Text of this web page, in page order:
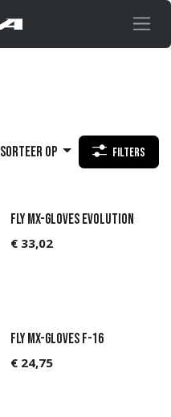
Sorteer op Filters
Fly MX-Gloves Evolution
€ 33,02
Fly MX-Gloves F-16
€ 24,75